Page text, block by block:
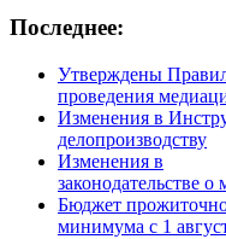
Последнее:
Утверждены
проведения
Изменения в
делопроизводству
Изменения в
законодательстве о
Бюджет
минимума с 1